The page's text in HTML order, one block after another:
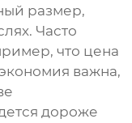
размер,
Часто
что цена
важна,
дороже